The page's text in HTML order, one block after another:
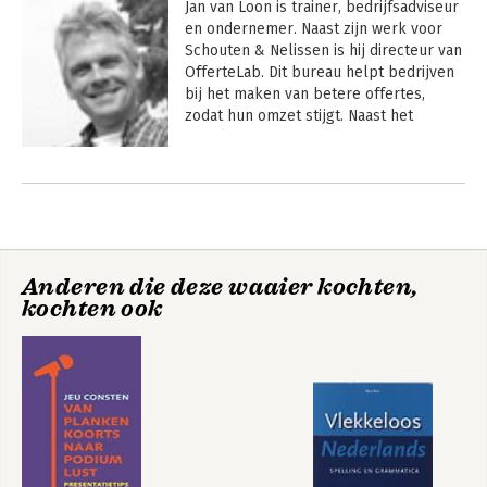
Jan van Loon is trainer, bedrijfsadviseur
en ondernemer. Naast zijn werk voor
Schouten & Nelissen is hij directeur van
OfferteLab. Dit bureau helpt bedrijven
bij het maken van betere offertes,
zodat hun omzet stijgt. Naast het
management en beïnvloedings-
Anderen die deze waaier kochten,
kochten ook